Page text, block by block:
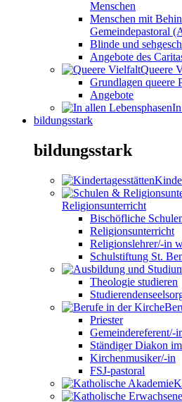
Menschen
Menschen mit
Gemeindepastoral
Blinde und
Angebote des
Queere
Grundlagen queere
Angebote
bildungsstark
bildungsstark
Religionsunterricht
Bischöfliche
Religionsunterricht
Religionslehrer/-in
Schulstiftung St.
Theologie studieren
Priester
Gemeindereferent/-
Ständiger Diakon
Kirchenmusiker/-in
FSJ-pastoral